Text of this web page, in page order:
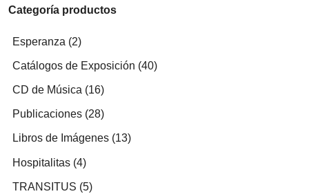
Categoría productos
Esperanza 22
Catálogos de Exposición 4040
CD de Música 1616
Publicaciones 2828
Libros de Imágenes 1313
Hospitalitas 44
TRANSITUS 55